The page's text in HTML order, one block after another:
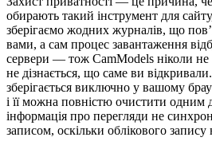
обирають такий інструмент для
зберігаємо жодних журналів, що
вами, а сам процес завантаження
сервери — тож CamModels ніколи не
не дізнається, що саме ви
зберігається виключно у вашому
і її можна повністю очистити
інформація про перегляди не
записом, оскільки облікового запису